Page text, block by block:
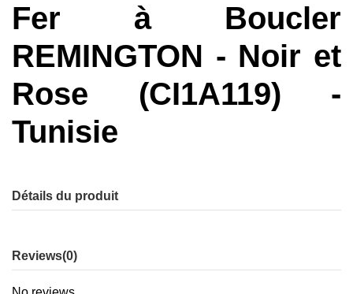
Fer à Boucler
REMINGTON - Noir et
Rose (CI1A119) -
Tunisie
Détails du produit
Reviews(0)